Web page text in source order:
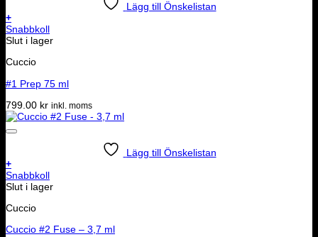
Lägg till Önskelistan
+
Snabbkoll
Slut i lager
Cuccio
#1 Prep 75 ml
799.00 kr inkl. moms
Lägg till Önskelistan
+
Snabbkoll
Slut i lager
Cuccio
Cuccio #2 Fuse – 3,7 ml